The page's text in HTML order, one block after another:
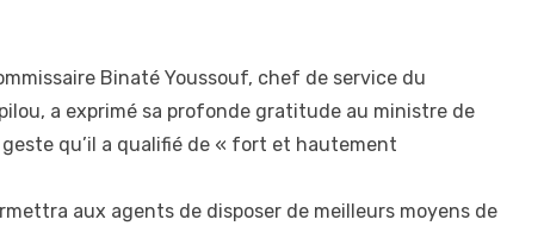
Binaté Youssouf, chef de service du
a exprimé sa profonde gratitude au ministre de
qu’il a qualifié de « fort et hautement
aux agents de disposer de meilleurs moyens de